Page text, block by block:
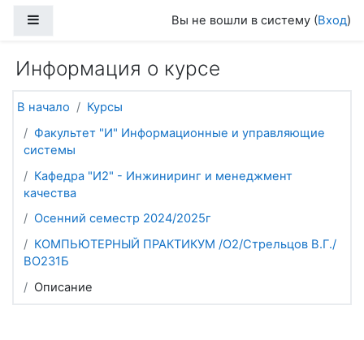
Вы не вошли в систему (Вход)
Информация о курсе
В начало
Курсы
Факультет "И" Информационные и управляющие
системы
Кафедра "И2" - Инжиниринг и менеджмент
качества
Осенний семестр 2024/2025г
КОМПЬЮТЕРНЫЙ ПРАКТИКУМ /О2/Стрельцов В.Г./
ВО231Б
Описание